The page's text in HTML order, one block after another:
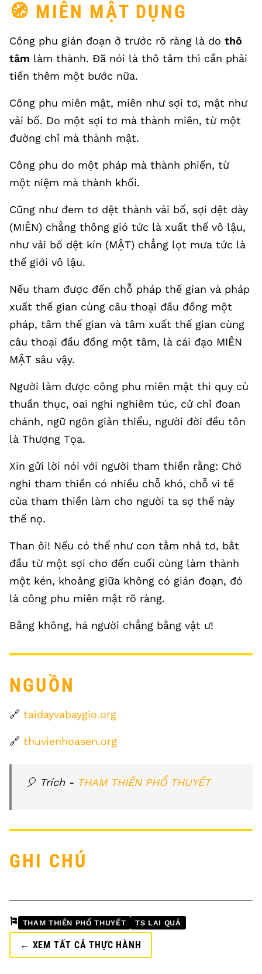
🧭 MIÊN MẬT DỤNG
Công phu gián đoạn ở trước rõ ràng là do thô
tâm làm thành. Đã nói là thô tâm thì cần phải
tiến thêm một bước nữa.
Công phu miên mật, miên như sợi tơ, mật như
vải bố. Do một sợi tơ mà thành miên, từ một
đường chỉ mà thành mật.
Công phu do một pháp mà thành phiến, từ
một niệm mà thành khối.
Cũng như đem tơ dệt thành vải bố, sợi dệt dày
(MIÊN) chẳng thông gió tức là xuất thế vô lậu,
như vải bố dệt kín (MẬT) chẳng lọt mưa tức là
thế giới vô lậu.
Nếu tham được đến chỗ pháp thế gian và pháp
xuất thế gian cùng câu thoại đầu đồng một
pháp, tâm thế gian và tâm xuất thế gian cùng
câu thoại đầu đồng một tâm, là cái đạo MIÊN
MẬT sâu vậy.
Người làm được công phu miên mật thì quy củ
thuần thục, oai nghi nghiêm túc, cử chỉ đoan
chánh, ngữ ngôn giản thiểu, người đời đều tôn
là Thượng Tọa.
Xin gửi lời nói với người tham thiền rằng: Chớ
nghi tham thiền có nhiều chỗ khó, chỗ vi tế
của tham thiền làm cho người ta sợ thế này
thế nọ.
Than ôi! Nếu có thể như con tằm nhả tơ, bắt
đầu từ một sợi cho đến cuối cùng làm thành
một kén, khoảng giữa không có gián đoạn, đó
là công phu miên mật rõ ràng.
Bằng không, há người chẳng bằng vật ư!
NGUỒN
🔗 taidayvabaygio.org
🔗 thuvienhoasen.org
🎈 Trích - THAM THIỀN PHỔ THUYẾT
GHI CHÚ
🎏 THAM THIỀN PHỔ THUYẾT TS LAI QUẢ
← XEM TẤT CẢ THỰC HÀNH